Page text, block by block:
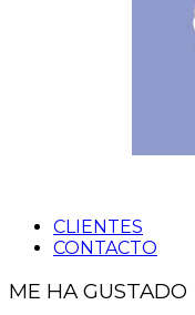
CLIENTES
CONTACTO
ME HA GUSTADO